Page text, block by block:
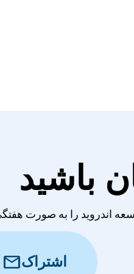
باشید
اندروید را به صورت
اشتراکmail